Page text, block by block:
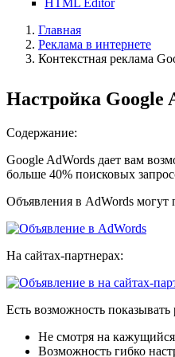
Главная
Реклама в интернете
Контекстная реклама
Настройка Google
Содержание:
Google AdWords дает вам
больше 40% поисковых
Объявления в AdWords могут
На сайтах-партнерах:
Есть возможность показывать
Не смотря на
Возможность гибко